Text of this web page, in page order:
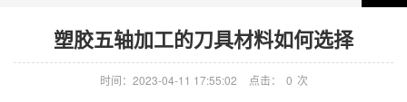
塑胶五轴加工的刀具材料如何选择
时间：2023-04-11 17:55:02 点击： 0 次